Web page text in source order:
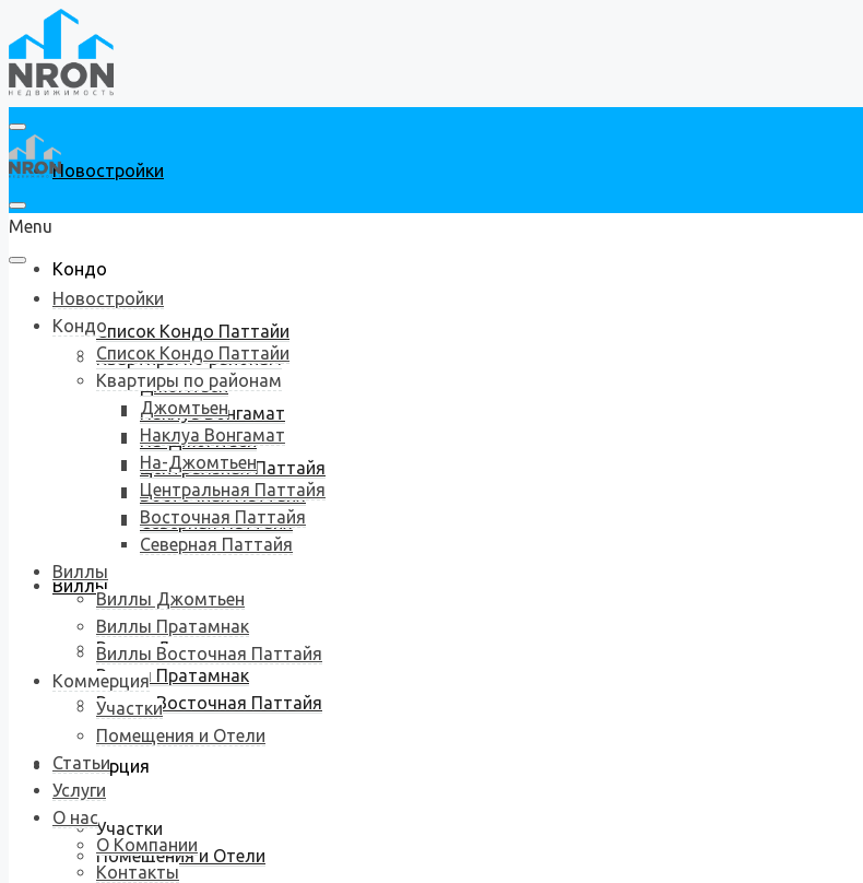
Новостройки
Кондо
Список Кондо Паттайи
Квартиры по районам
Джомтьен
Наклуа Вонгамат
На-Джомтьен
Центральная Паттайя
Восточная Паттайя
Северная Паттайя
Виллы
Виллы Джомтьен
Виллы Пратамнак
Виллы Восточная Паттайя
Коммерция
Участки
Помещения и Отели
Menu
Новостройки
Кондо
Список Кондо Паттайи
Квартиры по районам
Джомтьен
Наклуа Вонгамат
На-Джомтьен
Центральная Паттайя
Восточная Паттайя
Северная Паттайя
Виллы
Виллы Джомтьен
Виллы Пратамнак
Виллы Восточная Паттайя
Коммерция
Участки
Помещения и Отели
Статьи
Услуги
О нас
О Компании
Контакты